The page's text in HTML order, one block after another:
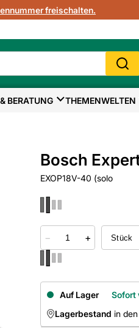
freischalten.
BERATUNG THEMENWELTEN
Bosch
EXOP18V-40 (solo
− +
Auf Lager
Sofort
Lagerbestand in